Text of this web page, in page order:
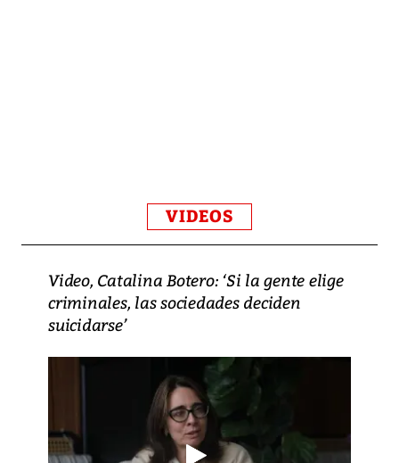
VIDEOS
Video, Catalina Botero: ‘Si la gente elige
criminales, las sociedades deciden
suicidarse’